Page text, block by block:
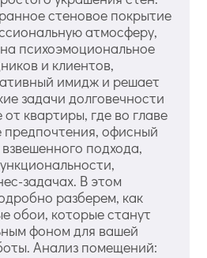
стеновое покрытие
атмосферу,
психоэмоциональное
и клиентов,
имидж и решает
задачи долговечности
квартиры, где во главе
предпочтения, офисный
подхода,
задачах. В этом
разберем, как
обои, которые станут
фоном для вашей
Анализ помещений: